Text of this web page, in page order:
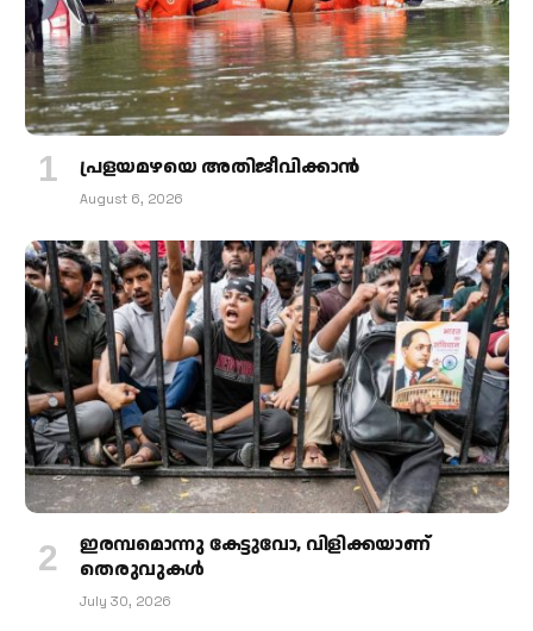
പ്രളയമഴയെ അതിജീവിക്കാന്‍
August 6, 2026
ഇരമ്പമൊന്നു കേട്ടുവോ, വിളിക്കയാണ്
തെരുവുകള്‍
July 30, 2026